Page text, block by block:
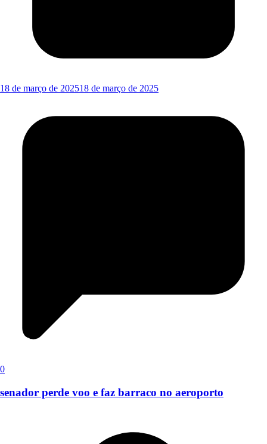
18 de março de 202518 de março de 2025
0
senador perde voo e faz barraco no aeroporto